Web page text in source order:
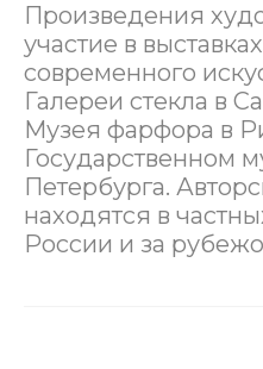
Произведения
участие в
современного
Галереи стекла в
Музея фарфора в
Государственном
Петербурга.
находятся в
России и за